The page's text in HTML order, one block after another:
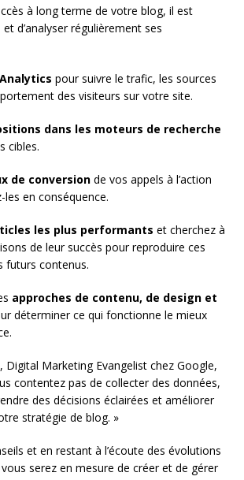
à long terme de votre blog, il est
d’analyser régulièrement ses
pour suivre le trafic, les sources
des visiteurs sur votre site.
dans les moteurs de recherche
cibles.
de conversion de vos appels à l’action
en conséquence.
les plus performants et cherchez à
de leur succès pour reproduire ces
futurs contenus.
approches de contenu, de design et
déterminer ce qui fonctionne le mieux
, Digital Marketing Evangelist chez Google,
contentez pas de collecter des données,
des décisions éclairées et améliorer
stratégie de blog. »
et en restant à l’écoute des évolutions
serez en mesure de créer et de gérer